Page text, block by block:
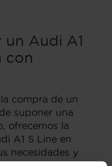
un Audi A1
con
compra de un
suponer una
ofrecemos la
A1 S Line en
necesidades y